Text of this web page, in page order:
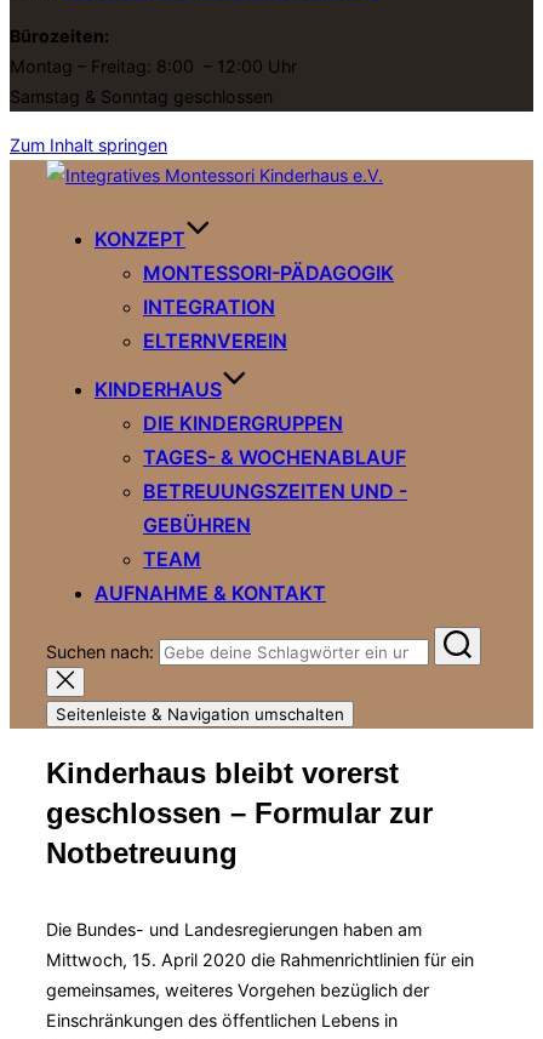
Bürozeiten:
Montag – Freitag: 8:00 – 12:00 Uhr
Samstag & Sonntag geschlossen
Zum Inhalt springen
KONZEPT
MONTESSORI-PÄDAGOGIK
INTEGRATION
ELTERNVEREIN
KINDERHAUS
DIE KINDERGRUPPEN
TAGES- & WOCHENABLAUF
BETREUUNGSZEITEN UND -
GEBÜHREN
TEAM
AUFNAHME & KONTAKT
Suchen nach:
Seitenleiste & Navigation umschalten
Kinderhaus bleibt vorerst
geschlossen – Formular zur
Notbetreuung
Die Bundes- und Landesregierungen haben am
Mittwoch, 15. April 2020 die Rahmenrichtlinien für ein
gemeinsames, weiteres Vorgehen bezüglich der
Einschränkungen des öffentlichen Lebens in